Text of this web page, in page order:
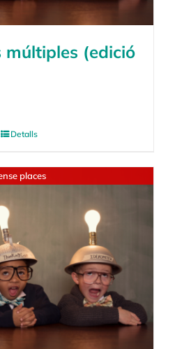
múltiples (edició
Detalls
places